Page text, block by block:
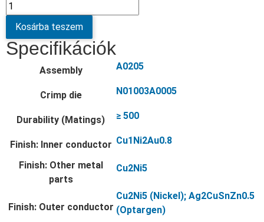
Kosárba teszem
Specifikációk
Assembly A0205
Crimp die N01003A0005
Durability (Matings) ≥ 500
Finish: Inner conductor Cu1Ni2Au0.8
Finish: Other metal
parts
Cu2Ni5
Finish: Outer conductor
Cu2Ni5 (Nickel); Ag2CuSnZn0.5
(Optargen)